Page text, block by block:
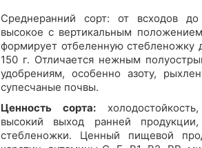
Среднеранний сорт: от всходов
высокое с вертикальным
формирует отбеленную
150 г. Отличается нежным
удобрениям, особенно азоту,
супесчаные почвы.
Ценность сорта:
высокий выход ранней
стебленожки. Ценный пищевой